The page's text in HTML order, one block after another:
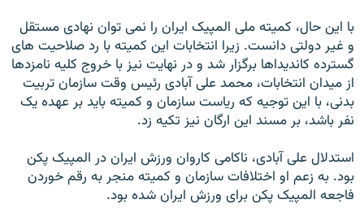
با اين حال، کميته ملی المپيک ايران را نمی توان نهادی مستقل
و غير دولتی دانست. زيرا انتخابات اين کميته با رد صلاحيت های
گسترده کانديداها برگزار شد و در نهايت نيز با خروج کليه نامزدها
از ميدان انتخابات، محمد علی آبادی رئيس وقت سازمان تربيت
بدنی، با اين توجيه که رياست سازمان و کميته بايد بر عهده يک
نفر باشد، بر مسند اين ارگان نيز تکيه زد.
استدلال علی آبادی، ناکامی کاروان ورزش ايران در المپيک پکن
بود. به زعم او اختلافات سازمان و کميته منجر به رقم خوردن
فاجعه المپيک پکن برای ورزش ايران شده بود.